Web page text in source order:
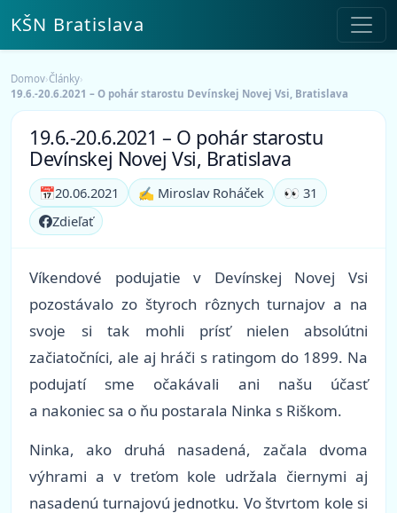
KŠN Bratislava
Domov›Články›
19.6.-20.6.2021 – O pohár starostu Devínskej Novej Vsi, Bratislava
19.6.-20.6.2021 – O pohár starostu
Devínskej Novej Vsi, Bratislava
📅20.06.2021 ✍️ Miroslav Roháček
👀 31
Zdieľať
Víkendové podujatie v Devínskej Novej Vsi
pozostávalo zo štyroch rôznych turnajov a na
svoje si tak mohli prísť nielen absolútni
začiatočníci, ale aj hráči s ratingom do 1899. Na
podujatí sme očakávali ani našu účasť
a nakoniec sa o ňu postarala Ninka s Riškom.
Ninka, ako druhá nasadená, začala dvoma
výhrami a v treťom kole udržala čiernymi aj
nasadenú turnajovú jednotku. Vo štvrtom kole si